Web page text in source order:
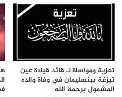
تعزية ومواساة لـ قائد قيادة عين
تيزغة ببنسليمان في وفاة والده
المشمول برحمة الله